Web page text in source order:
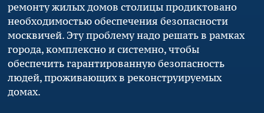
ремонту жилых домов столицы продиктовано
необходимостью обеспечения безопасности
москвичей. Эту проблему надо решать в рамках
города, комплексно и системно, чтобы
обеспечить гарантированную безопасность
людей, проживающих в реконструируемых
домах.